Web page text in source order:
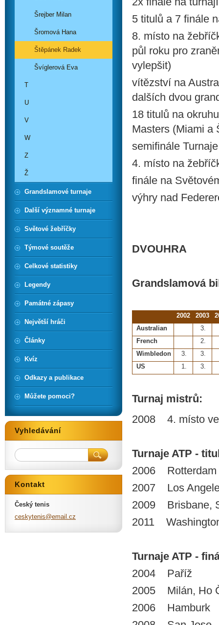
5 titulů a 7 finále
8. místo na
půl roku pro
vylepšit)
vítězství na
dalších dvou
18 titulů na
Masters (Miami a
semifinále
4. místo na
finále na
výhry nad
DVOUHRA
Grandslamová
2002 2003
Australian
3.
French
2.
Wimbledon
3.
3.
US
1. 3.
Turnaj mistrů:
2008 4. místo
Turnaje ATP -
2006 Rotterdam
2007 Los
2009 Brisbane,
2011
Turnaje ATP -
2004 Paříž
2005 Milán, Ho
2006 Hamburk
Šrejber Milan
Šromová Hana
Štěpánek Radek
Švíglerová Eva
T
U
V
W
Z
Ž
Grandslamové turnaje
Další významné turnaje
Světové žebříčky
Týmové soutěže
Celkové statistiky
Legendy
Památné zápasy
Největší hráči
Články
Kvíz
Odkazy a publikace
Můžete pomoci?
Vyhledávání
Kontakt
Český tenis
ceskytenis@email .cz